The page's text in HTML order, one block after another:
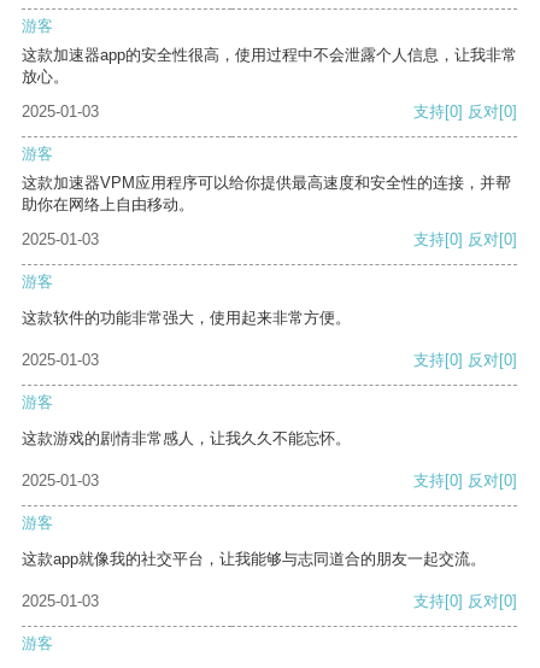
游客
这款加速器app的安全性很高，使用过程中不会泄露个人信息，让我非常
放心。
2025-01-03
支持[0] 反对[0]
游客
这款加速器VPM应用程序可以给你提供最高速度和安全性的连接，并帮
助你在网络上自由移动。
2025-01-03
支持[0] 反对[0]
游客
这款软件的功能非常强大，使用起来非常方便。
2025-01-03 支持[0] 反对[0]
游客
这款游戏的剧情非常感人，让我久久不能忘怀。
2025-01-03 支持[0] 反对[0]
游客
这款app就像我的社交平台，让我能够与志同道合的朋友一起交流。
2025-01-03 支持[0] 反对[0]
游客